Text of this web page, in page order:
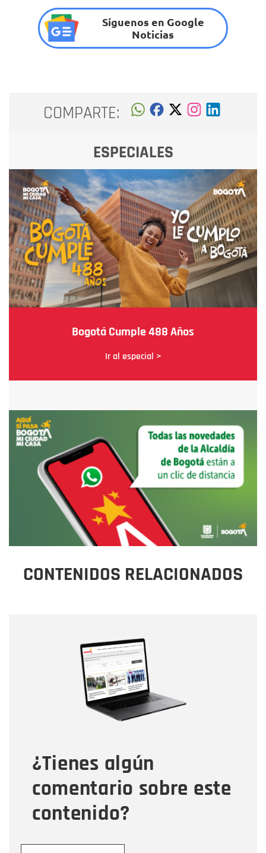
Síguenos en Google
Noticias
COMPARTE:
ESPECIALES
Bogotá Cumple 488 Años
Ir al especial >
CONTENIDOS RELACIONADOS
¿Tienes algún
comentario sobre este
contenido?
Correo electrónico
Tipo de comentario
Mensaje